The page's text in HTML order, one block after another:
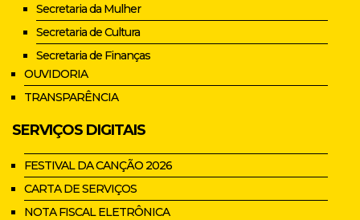
Secretaria da Mulher
Secretaria de Cultura
Secretaria de Finanças
OUVIDORIA
TRANSPARÊNCIA
SERVIÇOS DIGITAIS
FESTIVAL DA CANÇÃO 2026
CARTA DE SERVIÇOS
NOTA FISCAL ELETRÔNICA